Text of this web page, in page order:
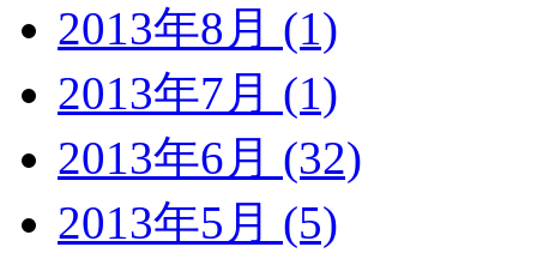
2013年8月 (1)
2013年7月 (1)
2013年6月 (32)
2013年5月 (5)